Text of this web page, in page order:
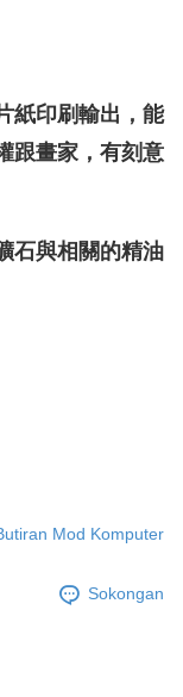
紙印刷輸出，能
跟畫家，有刻意
石與相關的精油
Mod Komputer
Sokongan